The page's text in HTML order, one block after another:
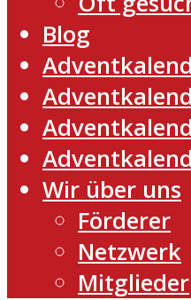
Blog
Wir über uns
Förderer
Netzwerk
Mitglieder